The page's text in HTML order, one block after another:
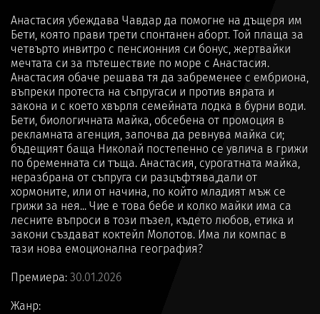
Анастасия убеждава Чавдар да помогне на дъщеря им
Бети, която прави трети спонтанен аборт. Той плаща за
четвърто инвитро с пенсионния си бонус, жертвайки
мечтата си за пътешествие по море с Анастасия.
Анастасия обаче решава тя да забременее с ембриона,
въпреки протеста на съпругаси и против вярата и
закона и с което хвърля семейната лодка в бурни води.
Бети, биологичната майка, обсебена от промоция в
рекламната агенция, започва да ревнува майка си;
бъдещият баща Николай постепенно се увлича в грижи
по бременната си тъща. Анастасия, сурогатната майка,
неразбрана от съпруга си разцъфтява,дали от
хормоните, или от начина, по който младият мъж се
грижи за нея... Чие е това бебе и колко майки има са
лесните въпроси в този пъзел, където любов, етика и
закони създават коктейл Молотов. Има ли компас в
тази нова емоционална география?
Премиера: 30.01.2026
Жанр: